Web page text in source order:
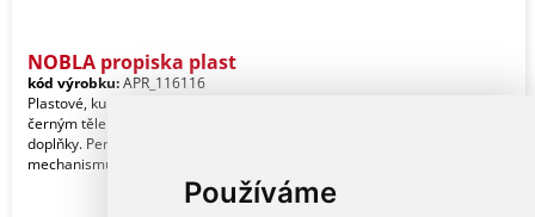
Používáme
NOBLA propiska plast
kód výrobku:APR_116116
Plastové, kuličkové pero s tenkým,
černým tělem a s chromovými
doplňky. Pero má otočný
mechanismus a na konci těla tou